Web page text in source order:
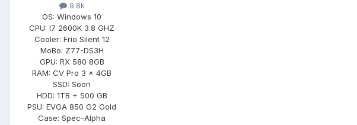
9.8k
OS: Windows 10
CPU: I7 2600K 3.8 GHZ
Cooler: Frio Silent 12
MoBo: Z77-DS3H
GPU: RX 580 8GB
RAM: CV Pro 3 x 4GB
SSD: Soon
HDD: 1TB + 500 GB
PSU: EVGA 850 G2 Gold
Case: Spec-Alpha